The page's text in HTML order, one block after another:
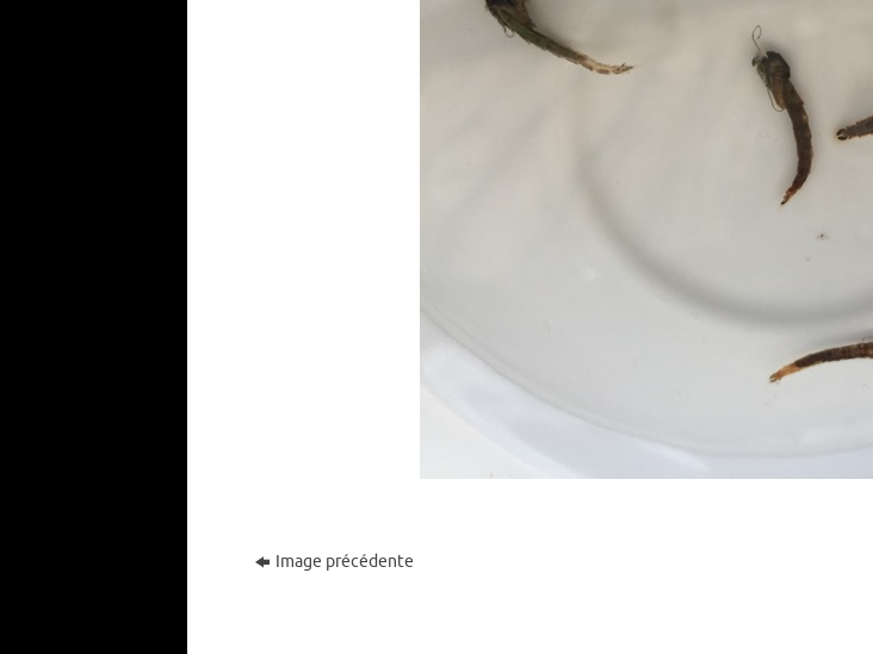
Image précédente